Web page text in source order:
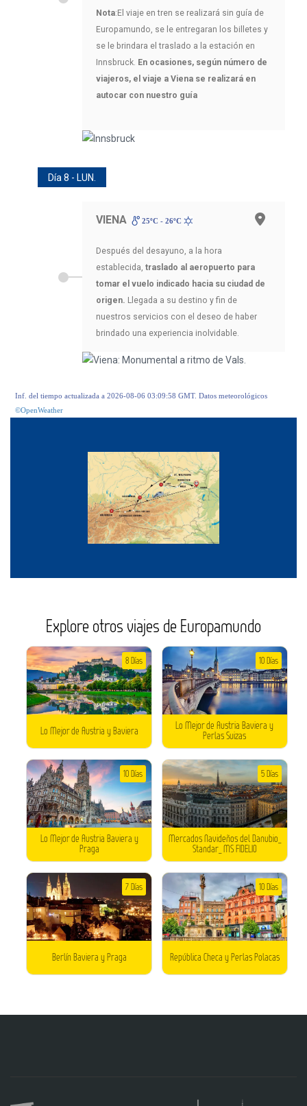
Nota:El viaje en tren se realizará sin guía de
Europamundo, se le entregaran los billetes y
se le brindara el traslado a la estación en
Innsbruck. En ocasiones, según número de
viajeros, el viaje a Viena se realizará en
autocar con nuestro guía
Día 8 - LUN.
VIENA 25ºC - 26ºC
Después del desayuno, a la hora
establecida, traslado al aeropuerto para
tomar el vuelo indicado hacia su ciudad de
origen. Llegada a su destino y fin de
nuestros servicios con el deseo de haber
brindado una experiencia inolvidable.
Inf. del tiempo actualizada a 2026-08-06 03:09:58 GMT. Datos meteorológicos
©OpenWeather
Explore otros viajes de Europamundo
Lo Mejor de Austria y Baviera
8 Días
Lo Mejor de Austria Baviera y
Perlas Suizas
10 Días
Lo Mejor de Austria Baviera y
Praga
10 Días
Mercados Navideños del Danubio_
Standar_ MS FIDELIO
5 Días
Berlín Baviera y Praga
7 Días
República Checa y Perlas Polacas
10 Días